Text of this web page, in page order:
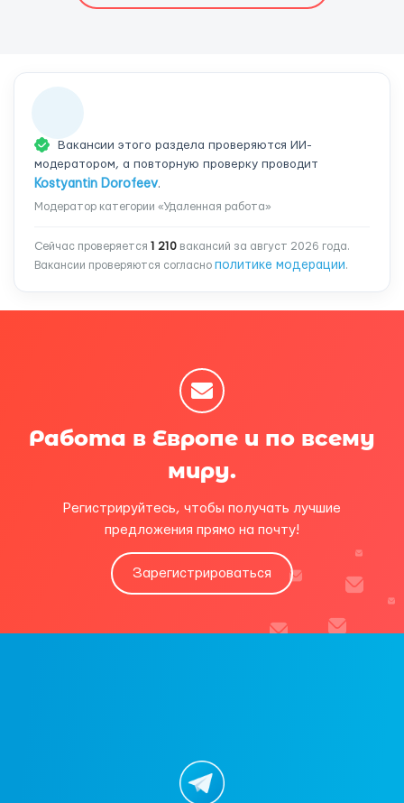
Вакансии этого раздела проверяются ИИ-
модератором, а повторную проверку проводит
Kostyantin Dorofeev.
Модератор категории «Удаленная работа»
Сейчас проверяется 1 210 вакансий за август 2026 года.
Вакансии проверяются согласно политике модерации.
Работа в Европе и по всему
миру.
Регистрируйтесь, чтобы получать лучшие
предложения прямо на почту!
Зарегистрироваться